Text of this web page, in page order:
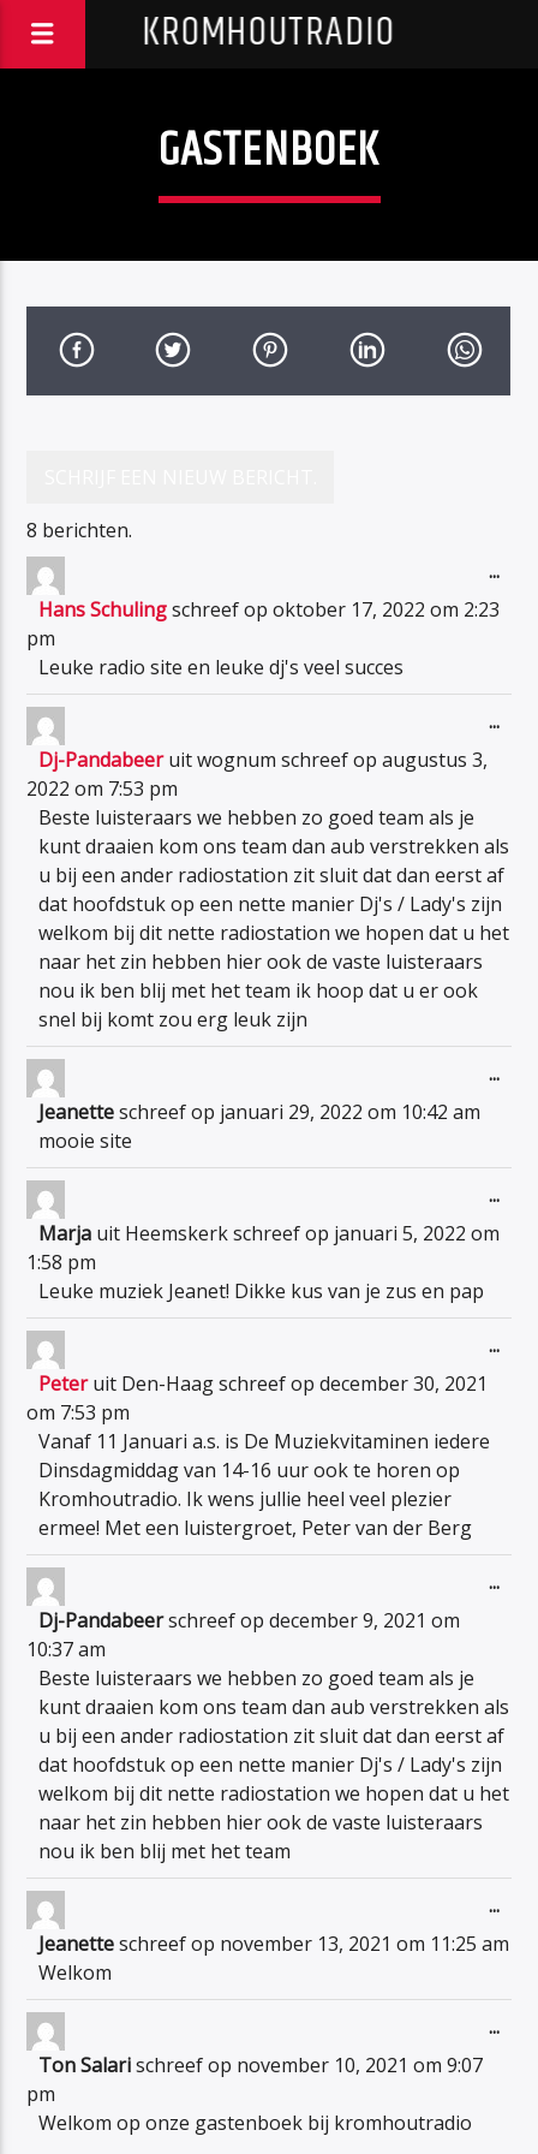
KROMHOUTRADIO
GASTENBOEK
8 berichten.
Hans Schuling schreef op oktober 17, 2022 om 2:23
pm
Leuke radio site en leuke dj's veel succes
...
Dj-Pandabeer uit wognum schreef op augustus 3,
2022 om 7:53 pm
Beste luisteraars we hebben zo goed team als je
kunt draaien kom ons team dan aub verstrekken als
u bij een ander radiostation zit sluit dat dan eerst af
dat hoofdstuk op een nette manier Dj's / Lady's zijn
welkom bij dit nette radiostation we hopen dat u het
naar het zin hebben hier ook de vaste luisteraars
nou ik ben blij met het team ik hoop dat u er ook
snel bij komt zou erg leuk zijn
...
Jeanetteschreef op januari 29, 2022 om 10:42 am
mooie site
...
Marja uit Heemskerk schreef op januari 5, 2022 om
1:58 pm
Leuke muziek Jeanet! Dikke kus van je zus en pap
...
Peter uit Den-Haag schreef op december 30, 2021
om 7:53 pm
Vanaf 11 Januari a.s. is De Muziekvitaminen iedere
Dinsdagmiddag van 14-16 uur ook te horen op
Kromhoutradio. Ik wens jullie heel veel plezier
ermee! Met een luistergroet, Peter van der Berg
...
Dj-Pandabeerschreef op december 9, 2021 om
10:37 am
Beste luisteraars we hebben zo goed team als je
kunt draaien kom ons team dan aub verstrekken als
u bij een ander radiostation zit sluit dat dan eerst af
dat hoofdstuk op een nette manier Dj's / Lady's zijn
welkom bij dit nette radiostation we hopen dat u het
naar het zin hebben hier ook de vaste luisteraars
nou ik ben blij met het team
...
Jeanetteschreef op november 13, 2021 om 11:25 am
Welkom
...
Ton Salarischreef op november 10, 2021 om 9:07
pm
Welkom op onze gastenboek bij kromhoutradio
...